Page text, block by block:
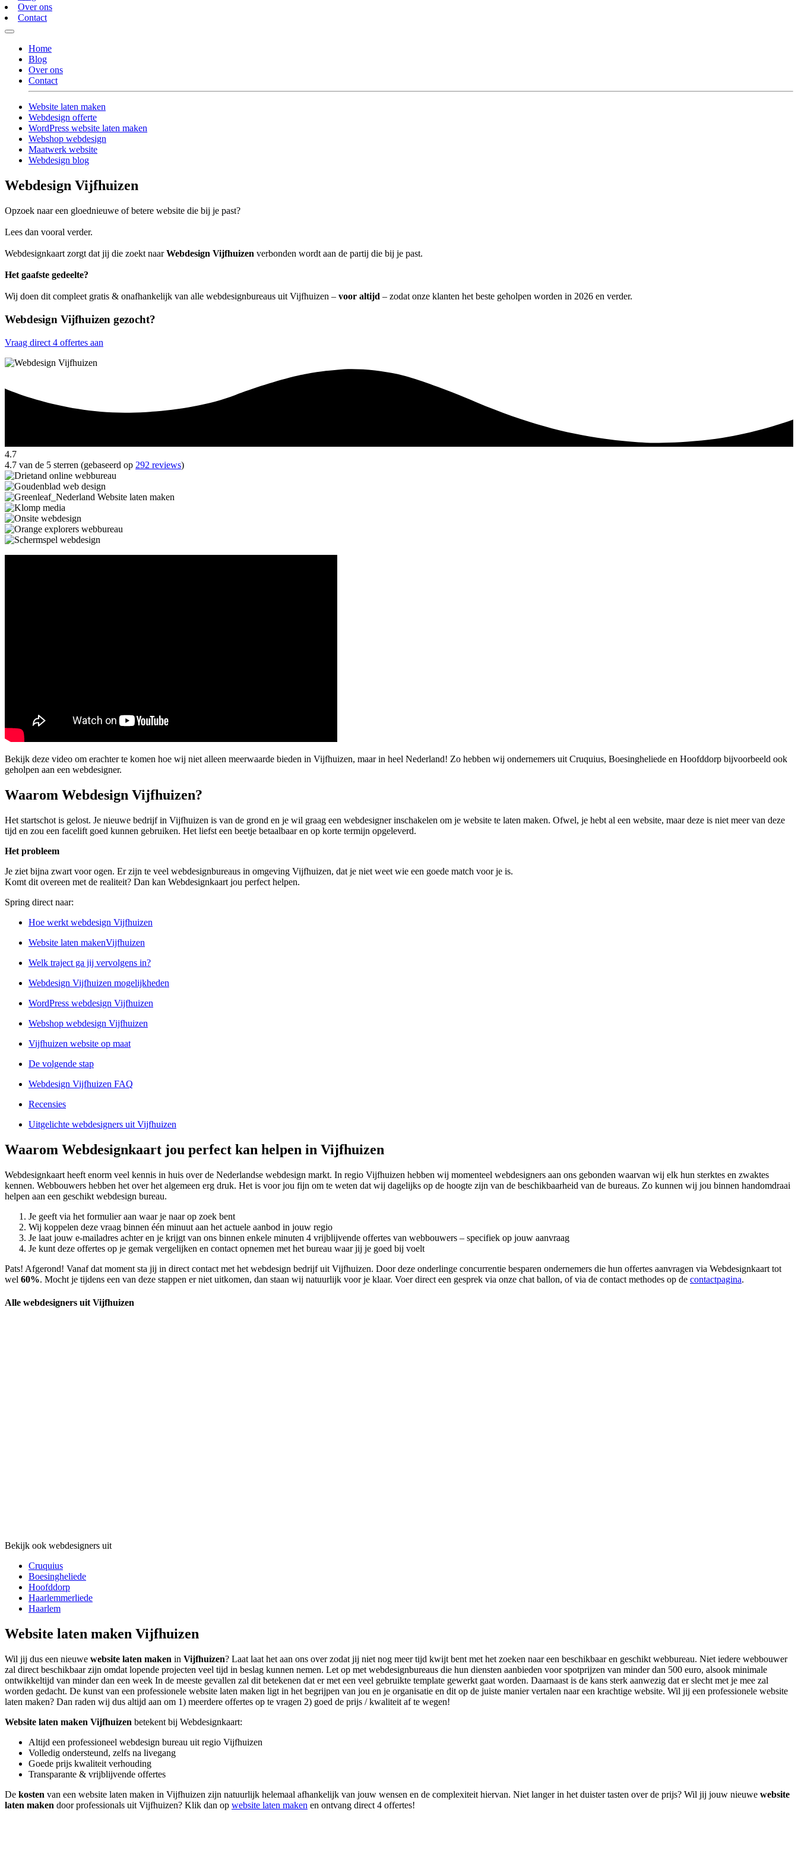
Over ons
Contact
Home
Blog
Over ons
Contact
Website laten maken
Webdesign offerte
WordPress website laten maken
Webshop webdesign
Maatwerk website
Webdesign blog
Webdesign Vijfhuizen
Opzoek naar een gloednieuwe of betere website die bij je past?
Lees dan vooral verder.
Webdesignkaart zorgt dat jij die zoekt naarWebdesign Vijfhuizen verbonden wordt aan de partij die bij je past.
Het gaafste gedeelte?
Wij doen dit compleet gratis & onafhankelijk van alle webdesignbureaus uit Vijfhuizen – voor altijd – zodat onze klanten het beste geholpen worden in 2026 en verder.
Webdesign Vijfhuizen gezocht?
Vraag direct 4 offertes aan
4.7
4.7 van de 5 sterren (gebaseerd op 292 reviews)
Bekijk deze video om erachter te komen hoe wij niet alleen meerwaarde bieden in Vijfhuizen, maar in heel Nederland! Zo hebben wij ondernemers uit Cruquius, Boesingheliede en Hoofddorp bijvoorbeeld ook
geholpen aan een webdesigner.
Waarom Webdesign Vijfhuizen?
Het startschot is gelost. Je nieuwe bedrijf in Vijfhuizen is van de grond en je wil graag een webdesigner inschakelen om je website te laten maken. Ofwel, je hebt al een website, maar deze is niet meer van deze
tijd en zou een facelift goed kunnen gebruiken. Het liefst een beetje betaalbaar en op korte termijn opgeleverd.
Het probleem
Je ziet bijna zwart voor ogen. Er zijn te veel webdesignbureaus in omgeving Vijfhuizen, dat je niet weet wie een goede match voor je is.
Komt dit overeen met de realiteit? Dan kan Webdesignkaart jou perfect helpen.
Spring direct naar:
Hoe werkt webdesign Vijfhuizen
Website laten makenVijfhuizen
Welk traject ga jij vervolgens in?
Webdesign Vijfhuizen mogelijkheden
WordPress webdesign Vijfhuizen
Webshop webdesign Vijfhuizen
Vijfhuizen website op maat
De volgende stap
Webdesign Vijfhuizen FAQ
Recensies
Uitgelichte webdesigners uit Vijfhuizen
Waarom Webdesignkaart jou perfect kan helpen in Vijfhuizen
Webdesignkaart heeft enorm veel kennis in huis over de Nederlandse webdesign markt. In regio Vijfhuizen hebben wij momenteel webdesigners aan ons gebonden waarvan wij elk hun sterktes en zwaktes
kennen. Webbouwers hebben het over het algemeen erg druk. Het is voor jou fijn om te weten dat wij dagelijks op de hoogte zijn van de beschikbaarheid van de bureaus. Zo kunnen wij jou binnen handomdraai
helpen aan een geschikt webdesign bureau.
Je geeft via het formulier aan waar je naar op zoek bent
Wij koppelen deze vraag binnen één minuut aan het actuele aanbod in jouw regio
Je laat jouw e-mailadres achter en je krijgt van ons binnen enkele minuten 4 vrijblijvende offertes van webbouwers – specifiek op jouw aanvraag
Je kunt deze offertes op je gemak vergelijken en contact opnemen met het bureau waar jij je goed bij voelt
Pats! Afgerond! Vanaf dat moment sta jij in direct contact met het webdesign bedrijf uit Vijfhuizen. Door deze onderlinge concurrentie besparen ondernemers die hun offertes aanvragen via Webdesignkaart tot
wel 60%. Mocht je tijdens een van deze stappen er niet uitkomen, dan staan wij natuurlijk voor je klaar. Voer direct een gesprek via onze chat ballon, of via de contact methodes op de contactpagina.
Alle webdesigners uit Vijfhuizen
Bekijk ook webdesigners uit
Cruquius
Boesingheliede
Hoofddorp
Haarlemmerliede
Haarlem
Website laten maken Vijfhuizen
Wil jij dus een nieuwe website laten maken in Vijfhuizen? Laat laat het aan ons over zodat jij niet nog meer tijd kwijt bent met het zoeken naar een beschikbaar en geschikt webbureau. Niet iedere webbouwer
zal direct beschikbaar zijn omdat lopende projecten veel tijd in beslag kunnen nemen. Let op met webdesignbureaus die hun diensten aanbieden voor spotprijzen van minder dan 500 euro, alsook minimale
ontwikkeltijd van minder dan een week In de meeste gevallen zal dit betekenen dat er met een veel gebruikte template gewerkt gaat worden. Daarnaast is de kans sterk aanwezig dat er slecht met je mee zal
worden gedacht. De kunst van een professionele website laten maken ligt in het begrijpen van jou en je organisatie en dit op de juiste manier vertalen naar een krachtige website. Wil jij een professionele website
laten maken? Dan raden wij dus altijd aan om 1) meerdere offertes op te vragen 2) goed de prijs / kwaliteit af te wegen!
Website laten maken Vijfhuizen betekent bij Webdesignkaart:
Altijd een professioneel webdesign bureau uit regio Vijfhuizen
Volledig ondersteund, zelfs na livegang
Goede prijs kwaliteit verhouding
Transparante & vrijblijvende offertes
De kosten van een website laten maken in Vijfhuizen zijn natuurlijk helemaal afhankelijk van jouw wensen en de complexiteit hiervan. Niet langer in het duister tasten over de prijs? Wil jij jouw nieuwe website
laten maken door professionals uit Vijfhuizen? Klik dan op website laten maken en ontvang direct 4 offertes!